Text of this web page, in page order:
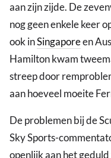
aan zijn zijde. De
nog geen enkele keer
ook inSingaporeen
Hamilton kwam
streep door
aan hoeveel moeite
De problemen bij de
Sky Sports-
openlijk aan het